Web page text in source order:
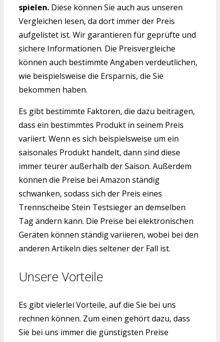
spielen. Diese können Sie auch aus unseren
Vergleichen lesen, da dort immer der Preis
aufgelistet ist. Wir garantieren für geprüfte und
sichere Informationen. Die Preisvergleiche
können auch bestimmte Angaben verdeutlichen,
wie beispielsweise die Ersparnis, die Sie
bekommen haben.
Es gibt bestimmte Faktoren, die dazu beitragen,
dass ein bestimmtes Produkt in seinem Preis
variiert. Wenn es sich beispielsweise um ein
saisonales Produkt handelt, dann sind diese
immer teurer außerhalb der Saison. Außerdem
können die Preise bei Amazon ständig
schwanken, sodass sich der Preis eines
Trennscheibe Stein Testsieger an demselben
Tag ändern kann. Die Preise bei elektronischen
Geräten können ständig variieren, wobei bei den
anderen Artikeln dies seltener der Fall ist.
Unsere Vorteile
Es gibt vielerlei Vorteile, auf die Sie bei uns
rechnen können. Zum einen gehört dazu, dass
Sie bei uns immer die günstigsten Preise